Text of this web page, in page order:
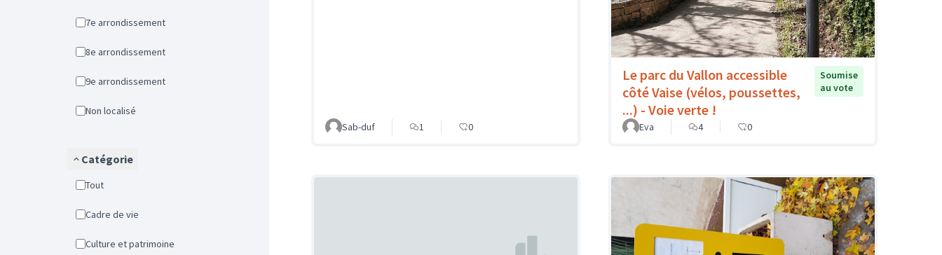
7e arrondissement
8e arrondissement
9e arrondissement
Non localisé
Catégorie
Tout
Cadre de vie
Culture et patrimoine
Sab-duf 1 0
Le parc du Vallon accessible
côté Vaise (vélos, poussettes,
...) - Voie verte !
Soumise
au vote
Eva 4 0